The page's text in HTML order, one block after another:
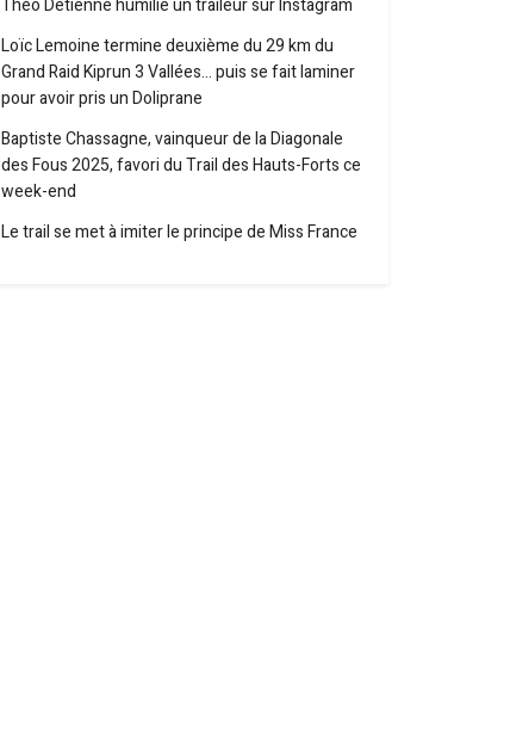
Théo Detienne humilie un traileur sur Instagram
Loïc Lemoine termine deuxième du 29 km du
Grand Raid Kiprun 3 Vallées… puis se fait laminer
pour avoir pris un Doliprane
Baptiste Chassagne, vainqueur de la Diagonale
des Fous 2025, favori du Trail des Hauts-Forts ce
week-end
Le trail se met à imiter le principe de Miss France